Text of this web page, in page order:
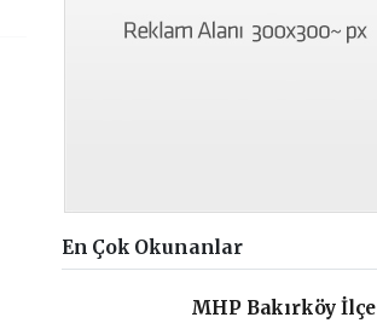
En Çok Okunanlar
MHP Bakırköy İlçe